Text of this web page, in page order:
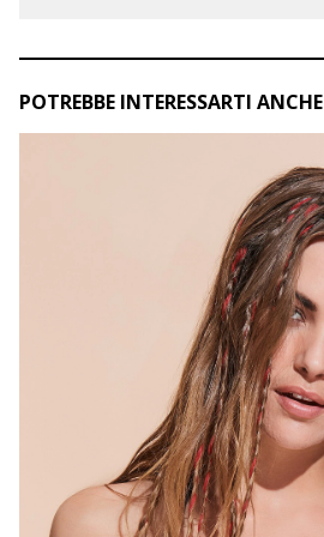
POTREBBE INTERESSARTI ANCHE